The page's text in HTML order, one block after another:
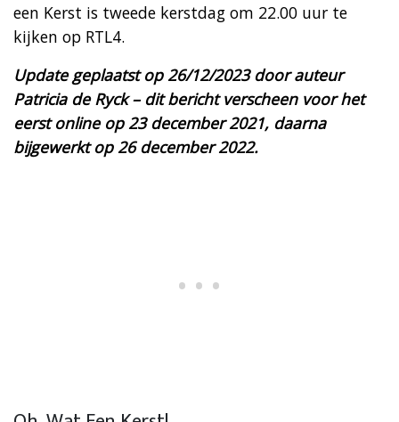
een Kerst is tweede kerstdag om 22.00 uur te
kijken op RTL4.
Update geplaatst op 26/12/2023 door auteur
Patricia de Ryck – dit bericht verscheen voor het
eerst online op 23 december 2021, daarna
bijgewerkt op 26 december 2022.